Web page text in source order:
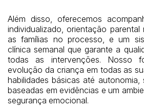
Além disso, oferecemos
individualizado, orientação
as famílias no processo, e um
clínica semanal que garante a
todas as intervenções. Nosso
evolução da criança em todas as
habilidades básicas até autonomia,
baseadas em evidências e um
segurança emocional.